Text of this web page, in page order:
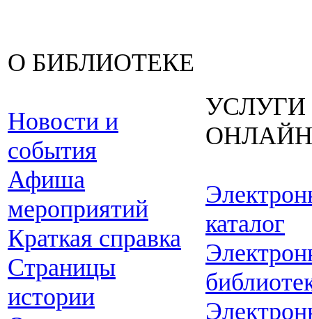
О БИБЛИОТЕКЕ
Новости и
события
Афиша
мероприятий
Краткая справка
Страницы
истории
УСЛУГИ
ОНЛАЙН
каталог